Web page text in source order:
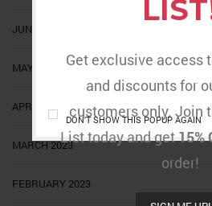
Get exclusive access
and discounts for
customers only. Join
List today and get15%
order!
DON'T SHOW THIS POPUP AGAIN
JUNE 2023
MAY 2023
APRIL 2023
MARCH 2023
FEBRUARY 2023